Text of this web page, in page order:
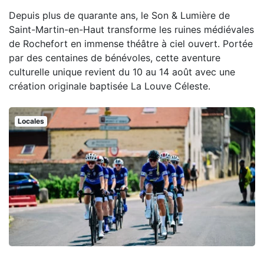
Depuis plus de quarante ans, le Son & Lumière de
Saint-Martin-en-Haut transforme les ruines médiévales
de Rochefort en immense théâtre à ciel ouvert. Portée
par des centaines de bénévoles, cette aventure
culturelle unique revient du 10 au 14 août avec une
création originale baptisée La Louve Céleste.
Locales